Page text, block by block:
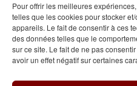
Pour offrir les meilleures
telles que les cookies pour stocker
appareils. Le fait de consentir à ces
des données telles que le
sur ce site. Le fait de ne pas
avoir un effet négatif sur certaines
droit d’auteur. Toute
photos publiées sur le site
expresse de Raphaèle